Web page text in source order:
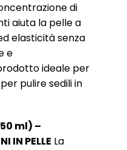
di
aiuta la pelle a
elasticità senza
e
ideale per
pulire sedili in
ml) –
IN PELLE La